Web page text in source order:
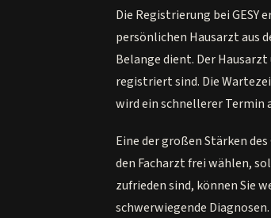
Die Registrierung bei GESY
persönlichen Hausarzt aus
Belange dient. Der
registriert sind. Die
wird ein schnellerer Termin
Eine der großen Stärken
den Facharzt frei wählen,
zufrieden sind, können Sie
schwerwiegende Diagnosen.